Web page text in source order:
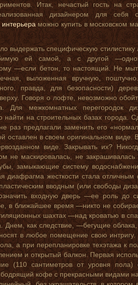
Итак, нечастый гость на
дизайнером для себя
можно купить в московском
выдержать специфическую стилистику
ей самой, а с другой
—если бетон, то настоящий. Не
выложенная вручную,
правда, для безопасности)
Говоря о лофте, невозможно
Для межкомнатных перегородок
на строительных базах города.
раз предлагали заменить его
оставлен в своем оригинальном виде.
виде. Закрывать их?
не маскировалась, не закрашивалась
замыкающие систему
диафрагма жесткости стала
вводным (или свободы
входную дверь —ее роль до
в ближайшее время —никто не
шахтах —над кроватью в
Днем, как следствие, —бегущие
в любое помещение свою интригу.
а при перепланировке техэтажа к
и открытый балкон. Первая
(110 сантиметров от уровня пола)
кофе с прекрасными видами